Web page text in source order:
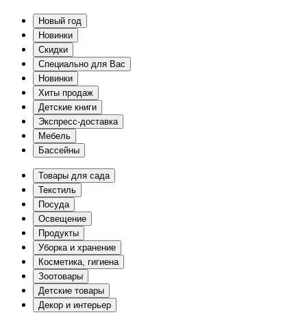
Новый год
Новинки
Скидки
Специально для Вас
Новинки
Хиты продаж
Детские книги
Экспресс-доставка
Мебель
Бассейны
Товары для сада
Текстиль
Посуда
Освещение
Продукты
Уборка и хранение
Косметика, гигиена
Зоотовары
Детские товары
Декор и интерьер